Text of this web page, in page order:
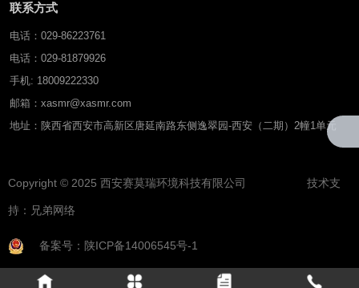
联系方式
电话：029-86223761
电话：029-81879926
手机: 18009222330
邮箱：xasmr@xasmr.com
地址：陕西省西安市高新区唐延南路东侧逸翠园-西安（二期）2幢1单元
Copyright © 2025 西安赛莫瑞环境科技有限公司 技术支
持： 兄弟网络
备案号：陕ICP备14006545号-1